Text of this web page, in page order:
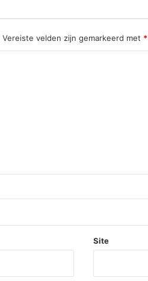
Vereiste velden zijn gemarkeerd met *
Site